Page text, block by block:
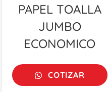
PAPEL TOALLA
JUMBO
ECONOMICO
COTIZAR